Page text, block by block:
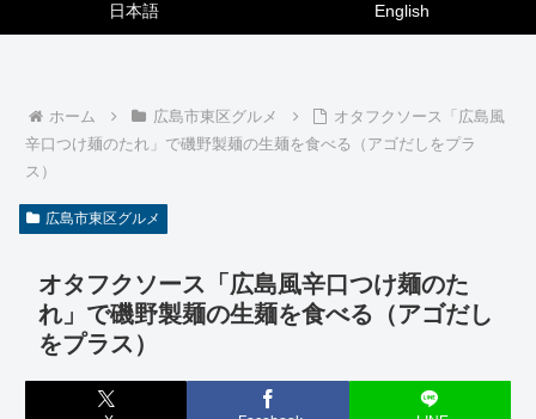
日本語 English
ホーム 広島市東区グルメ
オタフクソース「広島風
辛口つけ麺のたれ」で磯野製麺の生麺を食べる（アゴだしをプラ
ス）
広島市東区グルメ
オタフクソース「広島風辛口つけ麺のた
れ」で磯野製麺の生麺を食べる（アゴだし
をプラス）